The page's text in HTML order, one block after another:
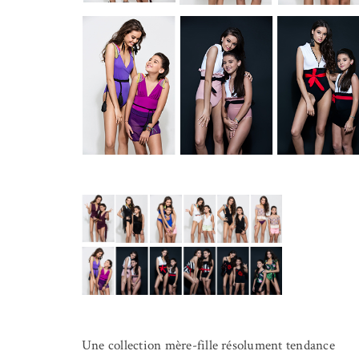
Une collection mère-fille résolument tendance